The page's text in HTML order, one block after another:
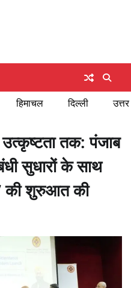
हिमाचल दिल्ली
तक: पंजाब
सुधारों के साथ
की शुरुआत की